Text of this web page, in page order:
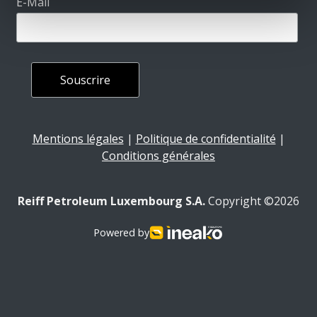
Mentions légales | Politique de confidentialité |
Conditions générales
Reiff Petroleum Luxembourg S.A.Copyright ©2026
Powered by